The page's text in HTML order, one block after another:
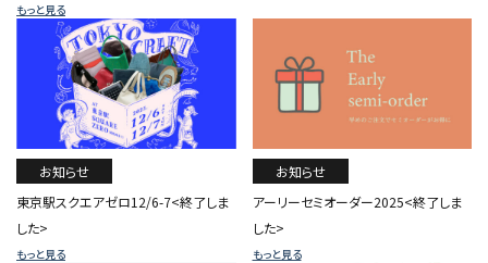
もっと見る
お知らせ
東京駅スクエアゼロ12/6-7<終了しま
した>
もっと見る
お知らせ
アーリーセミオーダー2025<終了しま
した>
もっと見る